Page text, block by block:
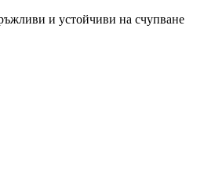
и устойчиви на счупване